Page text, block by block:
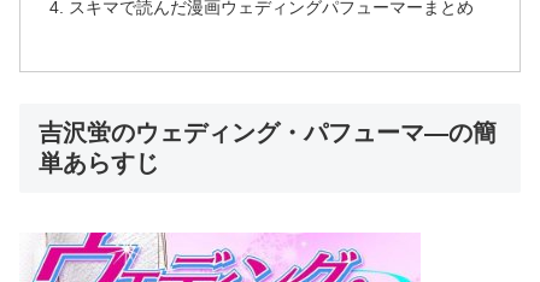
スキマで読んだ漫画ウェディングパフューマーまとめ
吉沢蛍のウェディング・パフューマ―の簡
単あらすじ